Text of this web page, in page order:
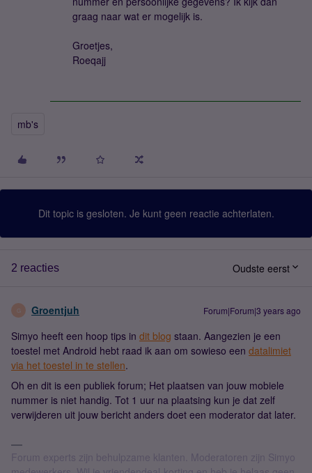
graag naar wat er mogelijk is.
Groetjes,
Roeqajj
mb's
Dit topic is gesloten. Je kunt geen reactie achterlaten.
2 reacties Oudste eerst
G Groentjuh Forum|Forum|3 years ago
Simyo heeft een hoop tips in dit blog staan. Aangezien je een
toestel met Android hebt raad ik aan om sowieso een datalimiet
via het toestel in te stellen.
Oh en dit is een publiek forum; Het plaatsen van jouw mobiele
nummer is niet handig. Tot 1 uur na plaatsing kun je dat zelf
verwijderen uit jouw bericht anders doet een moderator dat later.
Forum experts zijn behulpzame klanten. Moderatoren zijn Simyo